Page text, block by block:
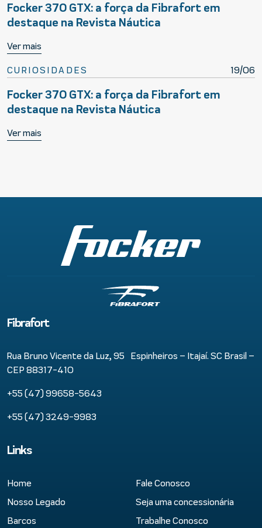
Focker 370 GTX: a força da Fibrafort em
destaque na Revista Náutica
Ver mais
CURIOSIDADES 19/06
Focker 370 GTX: a força da Fibrafort em
destaque na Revista Náutica
Ver mais
Fibrafort
Rua Bruno Vicente da Luz, 95 Espinheiros – Itajaí. SC Brasil –
CEP 88317-410
+55 (47) 99658-5643
+55 (47) 3249-9983
Links
Home
Nosso Legado
Barcos
Fale Conosco
Seja uma concessionária
Trabalhe Conosco